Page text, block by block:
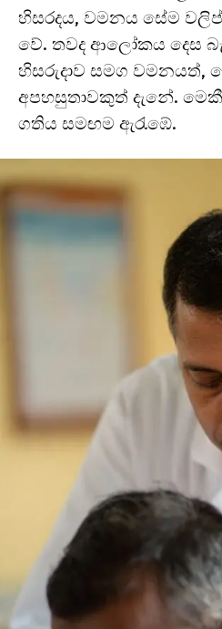
හිසරදය, වමනය සේම
වේ. තවද ආලෝකය දෙස
හිසරුදාව සමග වමනයත්,
අපහසුතාවකුත් දැනේ.
ගතිය සමඟම ඇරැඹේ.